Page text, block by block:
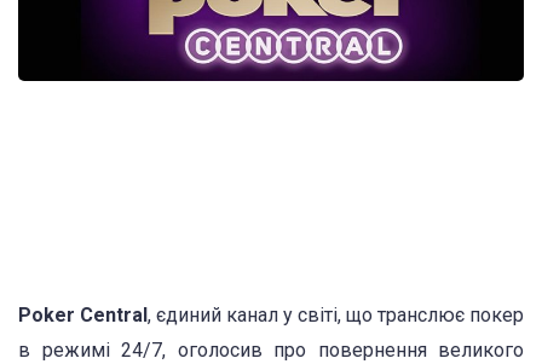
Poker Central , єдиний канал у світі, що транслює покер
в режимі 24/7, оголосив про повернення великого